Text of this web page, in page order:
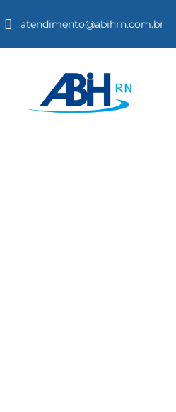
atendimento@abihrn.com.br